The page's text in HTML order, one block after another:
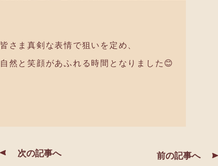
皆さま真剣な表情で狙いを定め、
自然と笑顔があふれる時間となりました😊
次の記事へ 前の記事へ